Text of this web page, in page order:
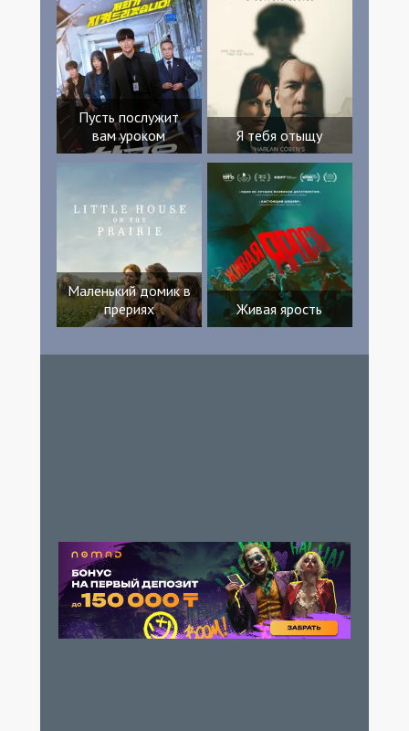
Пусть послужит
вам уроком
Я тебя отыщу
Маленький домик в
прериях
Живая ярость